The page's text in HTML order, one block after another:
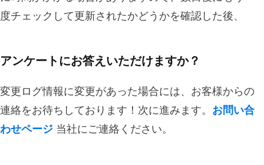
度チェックして更新されたかどうかを確認した後、
アンケートにお答えいただけますか？
変更ログ情報に変更があった場合には、お客様からの
連絡をお待ちしております！次に進みます。 お問い合
わせページ 当社にご連絡ください。